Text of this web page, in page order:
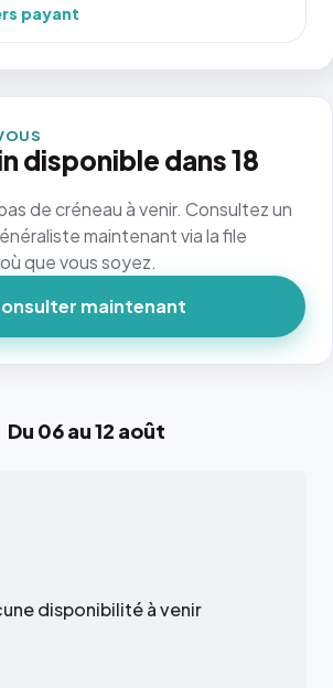
payant
Du 06 au 12 août
disponibilité à venir
disponible dans 18
de créneau à venir. Consultez un
maintenant via la file
que vous soyez.
maintenant